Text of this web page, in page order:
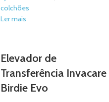
colchões
Ler mais
Elevador de
Transferência Invacare
Birdie Evo